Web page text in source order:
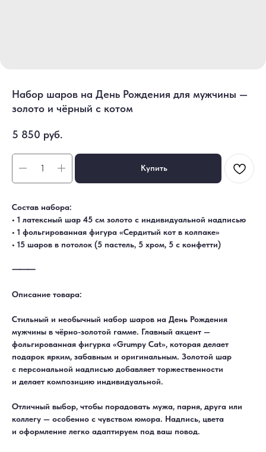
Набор шаров на День Рождения для мужчины —
золото и чёрный с котом
5 850 руб.
Купить
Состав набора:
• 1 латексный шар 45 см золото с индивидуальной надписью
• 1 фольгированная фигура «Сердитый кот в колпаке»
• 15 шаров в потолок (5 пастель, 5 хром, 5 с конфетти)
⸻
Описание товара:
Стильный и необычный набор шаров на День Рождения
мужчины в чёрно-золотой гамме. Главный акцент —
фольгированная фигурка «Grumpy Cat», которая делает
подарок ярким, забавным и оригинальным. Золотой шар
с персональной надписью добавляет торжественности
и делает композицию индивидуальной.
Отличный выбор, чтобы порадовать мужа, парня, друга или
коллегу — особенно с чувством юмора. Надпись, цвета
и оформление легко адаптируем под ваш повод.
Ежедневно, круглосуточноС 10:00 до 19:30
КАТАЛОГ
Для девушек
Для мужчин
Хиты продаж
Акции
ИНФОРМАЦИЯ
Доставка и оплата
Акции
Отзывы
Контакты
РАБОТАЕМ ЕЖЕДНЕВНО
+7 (3452) 78-05-55